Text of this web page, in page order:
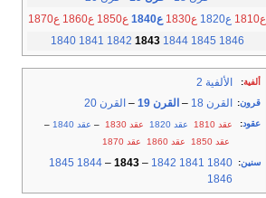
ع1810 ع1820 ع1830 ع1840 ع1850 ع1860 ع1870
1840 1841 1842 1843 1844 1845 1846
ألفية: الألفية 2
قرون: القرن 18 – القرن 19 – القرن 20
عقود: عقد 1810 عقد 1820 عقد 1830 – عقد 1840
–
عقد 1850
عقد 1860 عقد 1870
سنين:
1840
1841
1842
–
1843
–
1844
1845
1846